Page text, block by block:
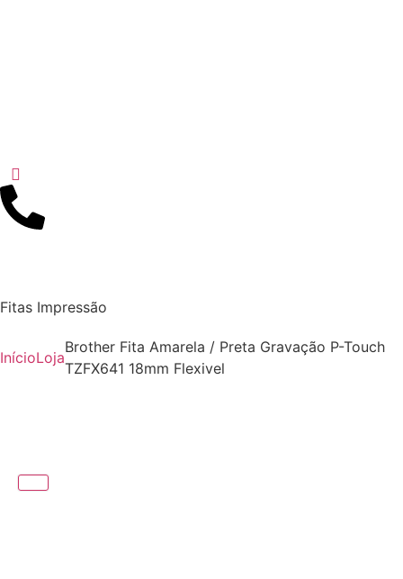
Fitas Impressão
InícioLoja
Brother Fita Amarela / Preta Gravação P-Touch
TZFX641 18mm Flexivel